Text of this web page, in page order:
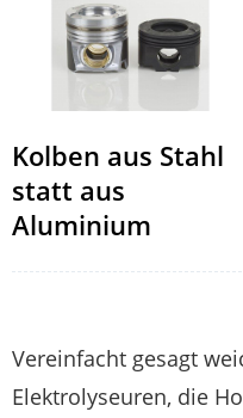
Kolben aus Stahl
statt aus
Aluminium
Vereinfacht gesagt
Elektrolyseuren, die